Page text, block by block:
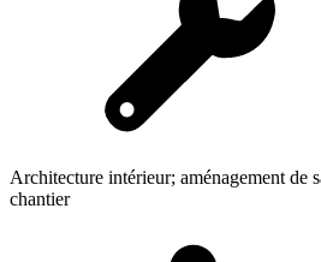
Architecture intérieur; aménagement de
chantier